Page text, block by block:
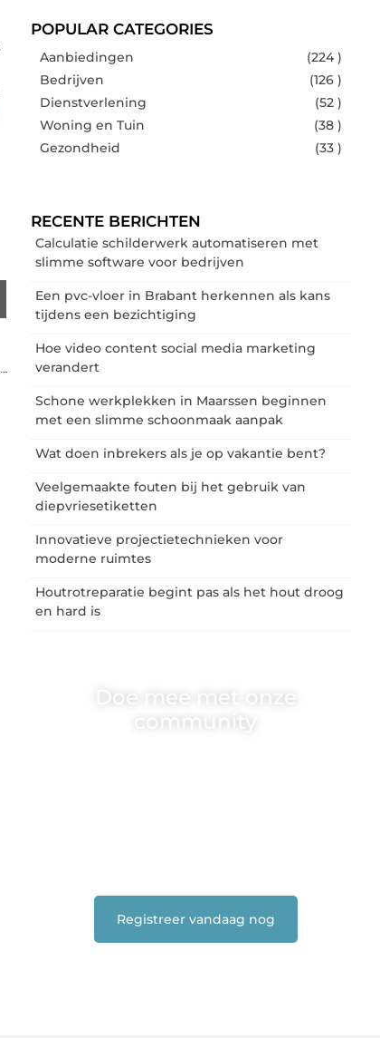
POPULAR CATEGORIES
Aanbiedingen
(224 )
Bedrijven
(126 )
Dienstverlening
(52 )
Woning en Tuin
(38 )
Gezondheid
(33 )
RECENTE BERICHTEN
Calculatie schilderwerk automatiseren met
slimme software voor bedrijven
Een pvc-vloer in Brabant herkennen als kans
tijdens een bezichtiging
Hoe video content social media marketing
verandert
Schone werkplekken in Maarssen beginnen
met een slimme schoonmaak aanpak
Wat doen inbrekers als je op vakantie bent?
Veelgemaakte fouten bij het gebruik van
diepvriesetiketten
Innovatieve projectietechnieken voor
moderne ruimtes
Houtrotreparatie begint pas als het hout droog
en hard is
Doe mee met onze
community
Registreer vandaag nog